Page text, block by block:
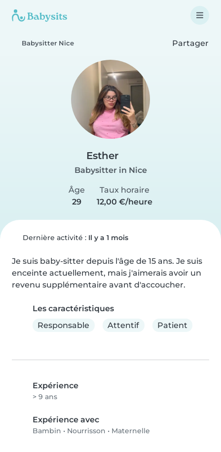
Babysitter Nice Partager
Esther
Babysitter in Nice
Âge
29
Taux horaire
12,00 €/heure
Dernière activité : Il y a 1 mois
Je suis baby-sitter depuis l'âge de 15 ans. Je suis
enceinte actuellement, mais j'aimerais avoir un
revenu supplémentaire avant d'accoucher.
Les caractéristiques
Responsable
Attentif Patient
Expérience
> 9 ans
Expérience avec
Bambin • Nourrisson • Maternelle